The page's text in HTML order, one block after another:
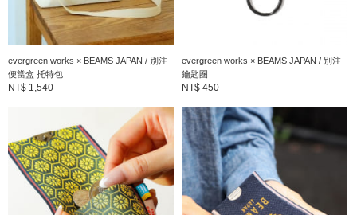
evergreen works × BEAMS JAPAN / 別注
便當盒 托特包
NT$ 1,540
evergreen works × BEAMS JAPAN / 別注
鑰匙圈
NT$ 450